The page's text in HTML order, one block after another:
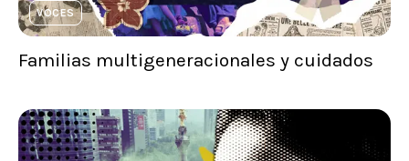
VOCES
Familias multigeneracionales y cuidados